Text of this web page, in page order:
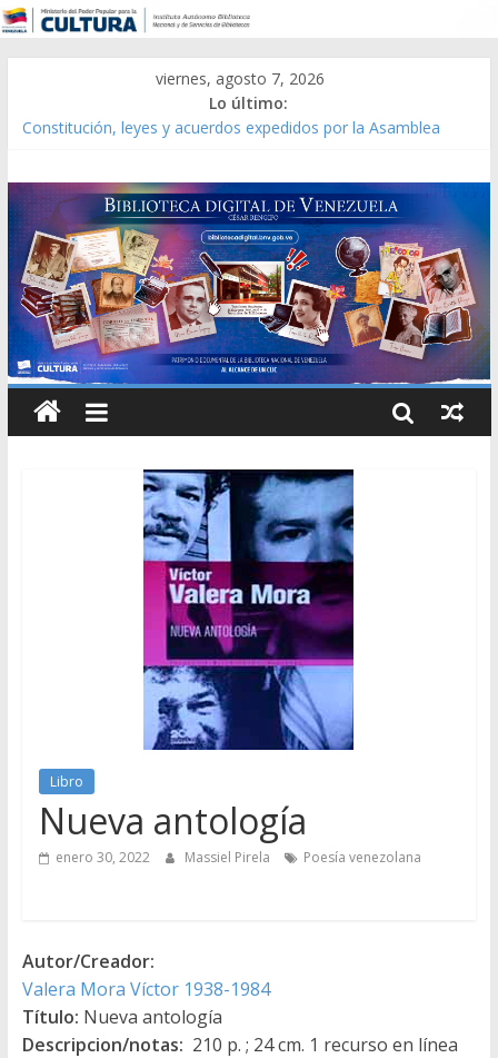
viernes, agosto 7, 2026
Lo último:
Constitución, leyes y acuerdos expedidos por la Asamblea
Modesta Bor Sánchez [material gráfico]
Gaceta Oficial de la República de Venezuela año CXXXIII Mes V,
Caracas 09 de marzo de 2006 N° 38.394
Catálogo temático de obras de Modesta Bor
Libro
Nueva antología
enero 30, 2022 Massiel Pirela Poesía venezolana
Autor/Creador:
Valera Mora Víctor 1938-1984
Título: Nueva antología
Descripcion/notas: 210 p. ; 24 cm. 1 recurso en línea